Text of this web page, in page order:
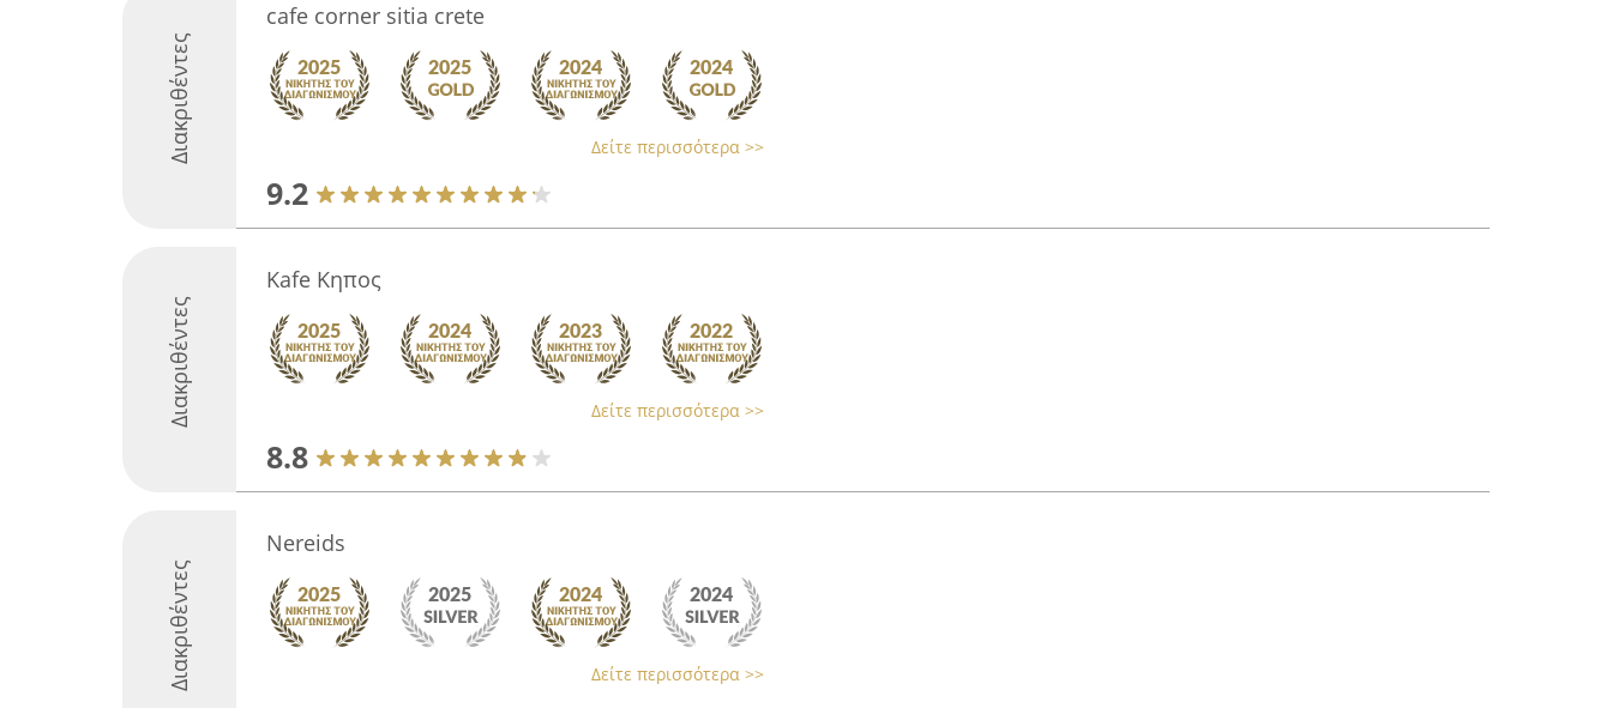
Διακριθέντες
cafe corner sitia crete
Δείτε περισσότερα >>
9.2
Διακριθέντες
Kafe Κηπος
Δείτε περισσότερα >>
8.8
Διακριθέντες
Nereids
Δείτε περισσότερα >>